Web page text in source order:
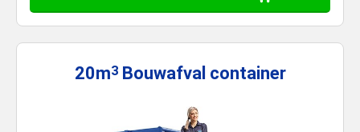
20m3 Bouwafval container